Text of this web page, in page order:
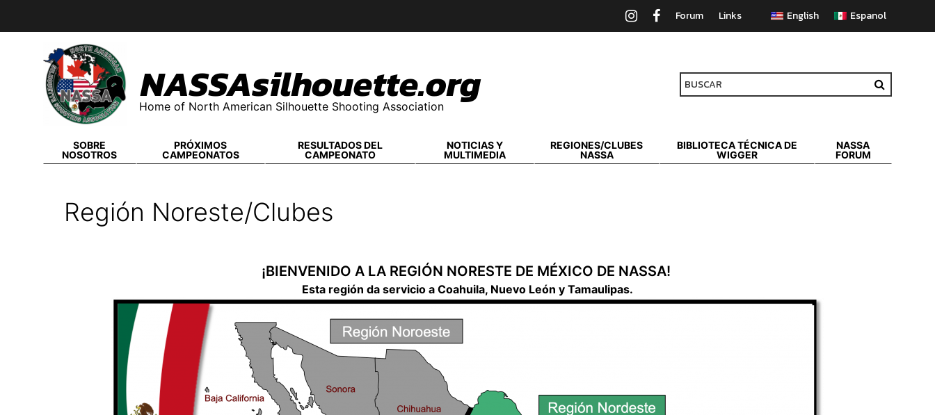
to
content
Forum Links
NASSAsilhouette.org
Home of North American Silhouette Shooting Association
SOBRE
NOSOTROS
PRÓXIMOS
CAMPEONATOS
RESULTADOS DEL
CAMPEONATO
NOTICIAS Y
MULTIMEDIA
REGIONES/CLUBES
NASSA
BIBLIOTECA TÉCNICA DE
WIGGER
NASSA
FORUM
Región Noreste/Clubes
¡BIENVENIDO A LA REGIÓN NORESTE DE MÉXICO DE NASSA!
Esta región da servicio a Coahuila, Nuevo León y Tamaulipas.